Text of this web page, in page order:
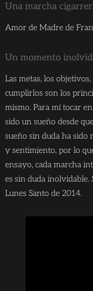
Una marcha
Amor de Madre de
Un momento
Las metas, los
cumplirlos son los
mismo. Para mí tocar
sido un sueño desde
sueño sin duda ha sido
y sentimiento, por lo
ensayo, cada marcha
es sin duda inolvidable.
Lunes Santo de 2014.